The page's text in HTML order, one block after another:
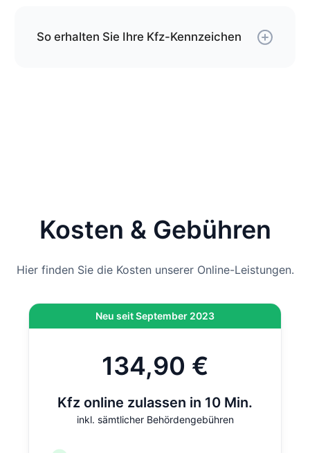
So erhalten Sie Ihre Kfz-Kennzeichen
Zulassung ist diese Gebühr bereits inklusive.
Kosten & Gebühren
Hier finden Sie die Kosten unserer Online-Leistungen.
Neu seit September 2023
134,90 €
Kfz online zulassen in 10 Min.
inkl. sämtlicher Behördengebühren